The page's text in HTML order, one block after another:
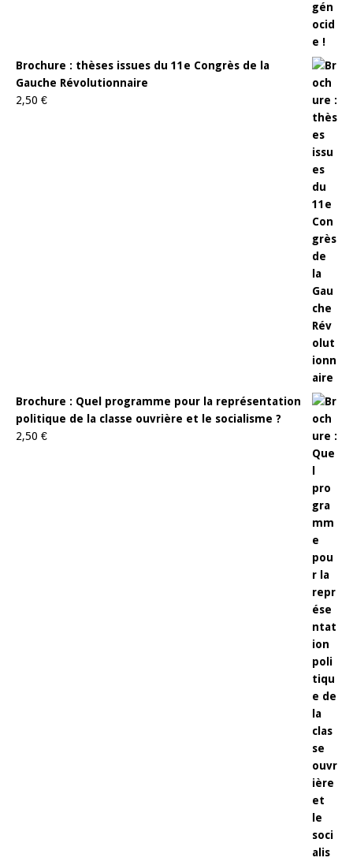
Brochure : thèses issues du 11e Congrès de la
Gauche Révolutionnaire
2,50 €
Brochure : Quel programme pour la représentation
politique de la classe ouvrière et le socialisme ?
2,50 €